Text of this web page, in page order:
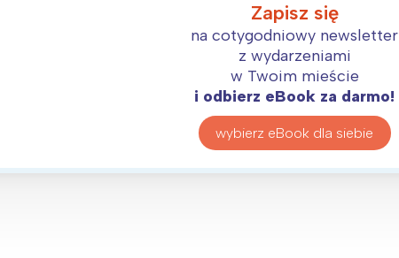
Zapisz się
na cotygodniowy newsletter
z wydarzeniami
w Twoim mieście
i odbierz eBook za darmo!
wybierz eBook dla siebie